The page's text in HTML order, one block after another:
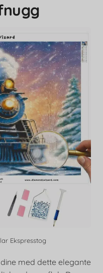
Ekspresstog
med dette elegante